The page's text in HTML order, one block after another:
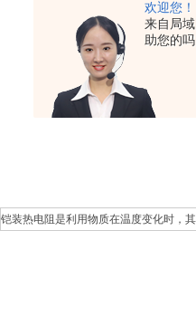
欢迎您！
来自局
助您的吗
铠装热电阻是利用物质在温度变化时，